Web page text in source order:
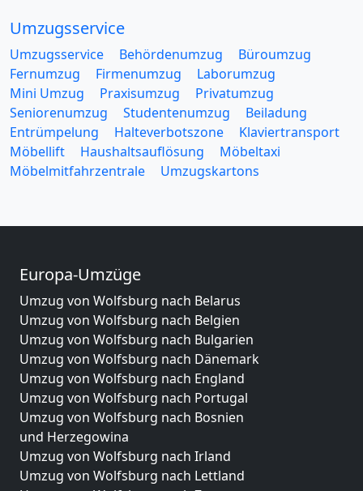
Umzugsservice
Umzugsservice Behördenumzug
Büroumzug
Fernumzug
Firmenumzug
Laborumzug
Mini Umzug
Praxisumzug
Privatumzug
Seniorenumzug
Studentenumzug
Beiladung
Entrümpelung
Halteverbotszone
Klaviertransport
Möbellift
Haushaltsauflösung
Möbeltaxi
Möbelmitfahrzentrale
Umzugskartons
Europa-Umzüge
Umzug von Wolfsburg nach Belarus
Umzug von Wolfsburg nach Belgien
Umzug von Wolfsburg nach Bulgarien
Umzug von Wolfsburg nach Dänemark
Umzug von Wolfsburg nach England
Umzug von Wolfsburg nach Portugal
Umzug von Wolfsburg nach Bosnien
und Herzegowina
Umzug von Wolfsburg nach Irland
Umzug von Wolfsburg nach Lettland